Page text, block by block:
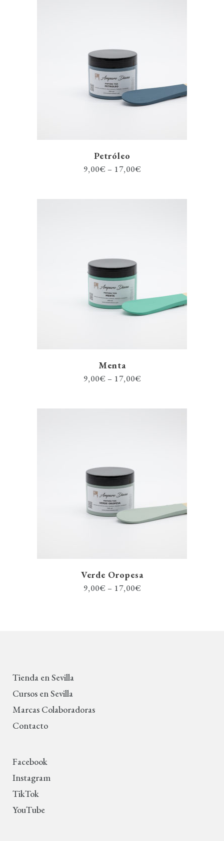
Petróleo
9,00€ – 17,00€
Menta
9,00€ – 17,00€
Verde Oropesa
9,00€ – 17,00€
Tienda en Sevilla
Cursos en Sevilla
Marcas Colaboradoras
Contacto
Facebook
Instagram
TikTok
YouTube